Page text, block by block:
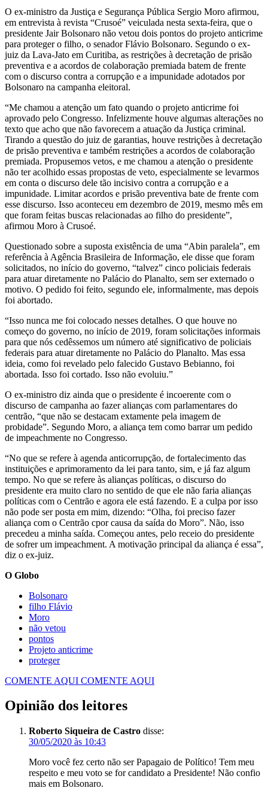
O ex-ministro da Justiça e Segurança Pública Sergio Moro afirmou,
em entrevista à revista “Crusoé” veiculada nesta sexta-feira, que o
presidente Jair Bolsonaro não vetou dois pontos do projeto anticrime
para proteger o filho, o senador Flávio Bolsonaro. Segundo o ex-
juiz da Lava-Jato em Curitiba, as restrições à decretação de prisão
preventiva e a acordos de colaboração premiada batem de frente
com o discurso contra a corrupção e a impunidade adotados por
Bolsonaro na campanha eleitoral.
“Me chamou a atenção um fato quando o projeto anticrime foi
aprovado pelo Congresso. Infelizmente houve algumas alterações no
texto que acho que não favorecem a atuação da Justiça criminal.
Tirando a questão do juiz de garantias, houve restrições à decretação
de prisão preventiva e também restrições a acordos de colaboração
premiada. Propusemos vetos, e me chamou a atenção o presidente
não ter acolhido essas propostas de veto, especialmente se levarmos
em conta o discurso dele tão incisivo contra a corrupção e a
impunidade. Limitar acordos e prisão preventiva bate de frente com
esse discurso. Isso aconteceu em dezembro de 2019, mesmo mês em
que foram feitas buscas relacionadas ao filho do presidente”,
afirmou Moro à Crusoé.
Questionado sobre a suposta existência de uma “Abin paralela”, em
referência à Agência Brasileira de Informação, ele disse que foram
solicitados, no início do governo, “talvez” cinco policiais federais
para atuar diretamente no Palácio do Planalto, sem ser externado o
motivo. O pedido foi feito, segundo ele, informalmente, mas depois
foi abortado.
“Isso nunca me foi colocado nesses detalhes. O que houve no
começo do governo, no início de 2019, foram solicitações informais
para que nós cedêssemos um número até significativo de policiais
federais para atuar diretamente no Palácio do Planalto. Mas essa
ideia, como foi revelado pelo falecido Gustavo Bebianno, foi
abortada. Isso foi cortado. Isso não evoluiu.”
O ex-ministro diz ainda que o presidente é incoerente com o
discurso de campanha ao fazer alianças com parlamentares do
centrão, “que não se destacam extamente pela imagem de
probidade”. Segundo Moro, a aliança tem como barrar um pedido
de impeachmente no Congresso.
“No que se refere à agenda anticorrupção, de fortalecimento das
instituições e aprimoramento da lei para tanto, sim, e já faz algum
tempo. No que se refere às alianças políticas, o discurso do
presidente era muito claro no sentido de que ele não faria alianças
políticas com o Centrão e agora ele está fazendo. E a culpa por isso
não pode ser posta em mim, dizendo: “Olha, foi preciso fazer
aliança com o Centrão cpor causa da saída do Moro”. Não, isso
precedeu a minha saída. Começou antes, pelo receio do presidente
de sofrer um impeachment. A motivação principal da aliança é essa”,
diz o ex-juiz.
O Globo
Bolsonaro
filho Flávio
Moro
não vetou
pontos
Projeto anticrime
proteger
COMENTE AQUI COMENTE AQUI
Opinião dos leitores
Roberto Siqueira de Castro disse:
30/05/2020 às 10:43
Moro você fez certo não ser Papagaio de Político! Tem meu
respeito e meu voto se for candidato a Presidente! Não confio
mais em Bolsonaro.